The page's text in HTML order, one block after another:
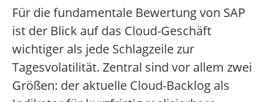
Für die fundamentale Bewertung von SAP
ist der Blick auf das Cloud-Geschäft
wichtiger als jede Schlagzeile zur
Tagesvolatilität. Zentral sind vor allem zwei
Größen: der aktuelle Cloud-Backlog als